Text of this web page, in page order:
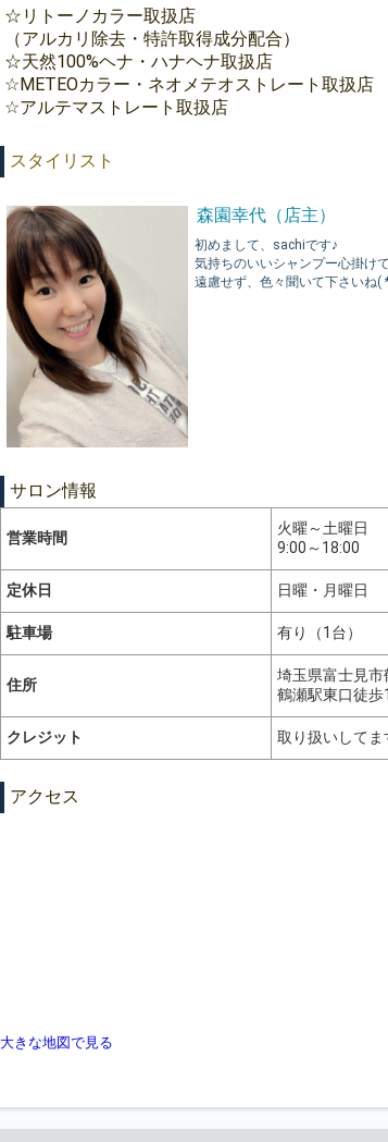
☆リトーノカラー取扱店
（アルカリ除去・特許取得成分配合）
☆天然100%ヘナ・ハナヘナ取扱店
☆METEOカラー・ネオメテオストレート取扱店
☆アルテマストレート取扱店
スタイリスト
森園幸代（店主）
初めまして、sachiです♪
気持ちのいいシャンプー心掛けて
遠慮せず、色々聞いて下さいね(
サロン情報
営業時間
火曜～土曜日
9:00～18:00
定休日 日曜・月曜日
駐車場 有り（1台）
住所
埼玉県富士見
鶴瀬駅東口徒歩
クレジット 取り扱いしてま
アクセス
大きな地図で見る